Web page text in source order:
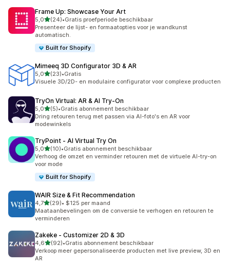
Frame Up: Showcase Your Art
5,0van 5 sterren
(24)
24 recensies in totaal
•Gratis proefperiode beschikbaar
Presenteer de lijst- en formaatopties voor je wandkunst
automatisch.
Built for Shopify
Mimeeq 3D Configurator 3D & AR
5,0van 5 sterren
(23)
23 recensies in totaal
•Gratis
Visuele 3D/2D- en modulaire configurator voor complexe producten
TryOn Virtual: AR & AI Try‑On
5,0van 5 sterren
(5)
5 recensies in totaal
•Gratis abonnement beschikbaar
Dring retouren terug met passen via AI-foto's en AR voor
modewinkels
TryPoint ‑ AI Virtual Try On
5,0van 5 sterren
(10)
10 recensies in totaal
•Gratis abonnement beschikbaar
Verhoog de omzet en verminder retouren met de virtuele AI-try-on
voor mode
Built for Shopify
WAIR Size & Fit Recommendation
4,7van 5 sterren
(29)
29 recensies in totaal
• $125 per maand
Maataanbevelingen om de conversie te verhogen en retouren te
verminderen
Zakeke ‑ Customizer 2D & 3D
4,6van 5 sterren
(92)
92 recensies in totaal
•Gratis abonnement beschikbaar
Verkoop meer gepersonaliseerde producten met live preview, 3D en
AR